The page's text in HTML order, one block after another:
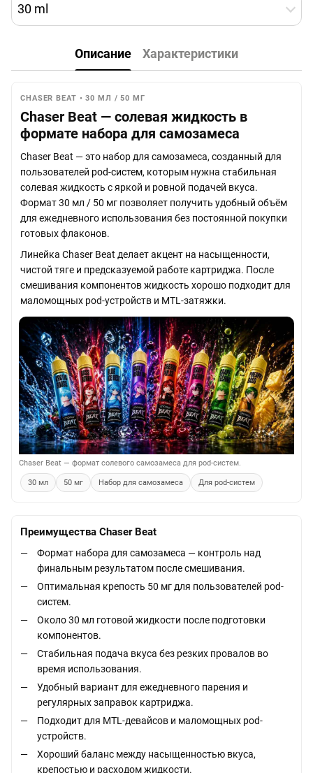
30 ml
Описание Характеристики
CHASER BEAT • 30 МЛ / 50 МГ
Chaser Beat — солевая жидкость в
формате набора для самозамеса
Chaser Beat — это набор для самозамеса, созданный для
пользователей pod-систем, которым нужна стабильная
солевая жидкость с яркой и ровной подачей вкуса.
Формат 30 мл / 50 мг позволяет получить удобный объём
для ежедневного использования без постоянной покупки
готовых флаконов.
Линейка Chaser Beat делает акцент на насыщенности,
чистой тяге и предсказуемой работе картриджа. После
смешивания компонентов жидкость хорошо подходит для
маломощных pod-устройств и MTL-затяжки.
Chaser Beat — формат солевого самозамеса для pod-систем.
30 мл 50 мг Набор для самозамеса Для pod-систем
Преимущества Chaser Beat
Формат набора для самозамеса — контроль над
финальным результатом после смешивания.
Оптимальная крепость 50 мг для пользователей pod-
систем.
Около 30 мл готовой жидкости после подготовки
компонентов.
Стабильная подача вкуса без резких провалов во
время использования.
Удобный вариант для ежедневного парения и
регулярных заправок картриджа.
Подходит для MTL-девайсов и маломощных pod-
устройств.
Хороший баланс между насыщенностью вкуса,
крепостью и расходом жидкости.